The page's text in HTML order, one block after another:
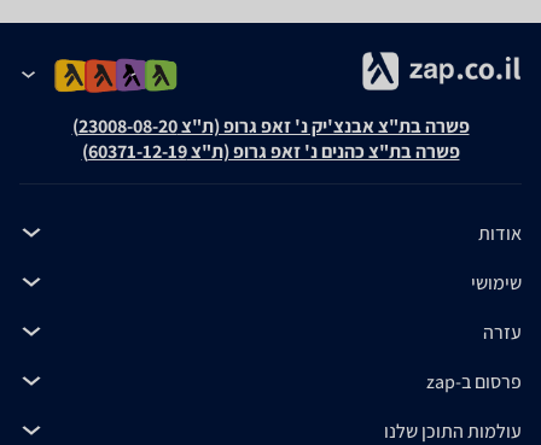
פשרה בת"צ אבנצ'יק נ' זאפ גרופ (ת"צ 23008-08-20)
פשרה בת"צ כהנים נ' זאפ גרופ (ת"צ 60371-12-19)
אודות
שימושי
עזרה
פרסום ב-zap
עולמות התוכן שלנו